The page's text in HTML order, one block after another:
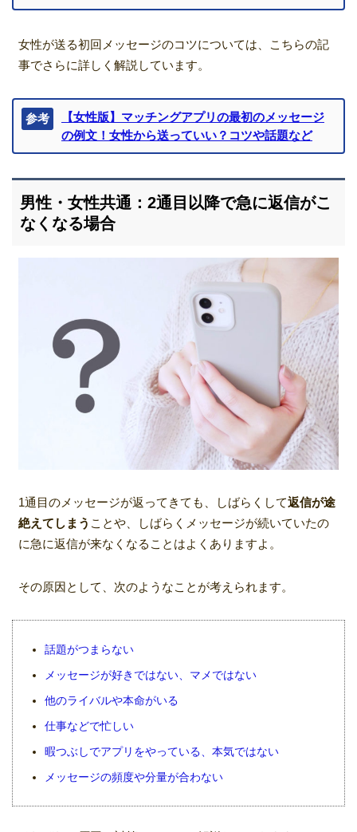
女性が送る初回メッセージのコツについては、こちらの記
事でさらに詳しく解説しています。
参考
【女性版】マッチングアプリの最初のメッセージ
の例文！女性から送っていい？コツや話題など
男性・女性共通：2通目以降で急に返信がこ
なくなる場合
1通目のメッセージが返ってきても、しばらくして返信が途
絶えてしまう ことや、しばらくメッセージが続いていたの
に急に返信が来なくなることはよくありますよ。
その原因として、次のようなことが考えられます。
話題がつまらない
メッセージが好きではない、マメではない
他のライバルや本命がいる
仕事などで忙しい
暇つぶしでアプリをやっている、本気ではない
メッセージの頻度や分量が合わない